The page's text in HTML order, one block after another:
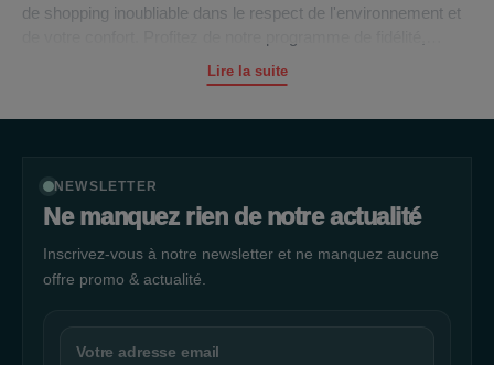
de shopping inoubliable dans le respect de l'environnement et
explorez nos boutiques variées et dégustez de délicieux repas
tout en faisant vos achats. Nous espérons vous voir bientôt à
Lire la suite
NEWSLETTER
Ne manquez rien de notre actualité
Inscrivez-vous à notre newsletter et ne manquez aucune
offre promo & actualité.